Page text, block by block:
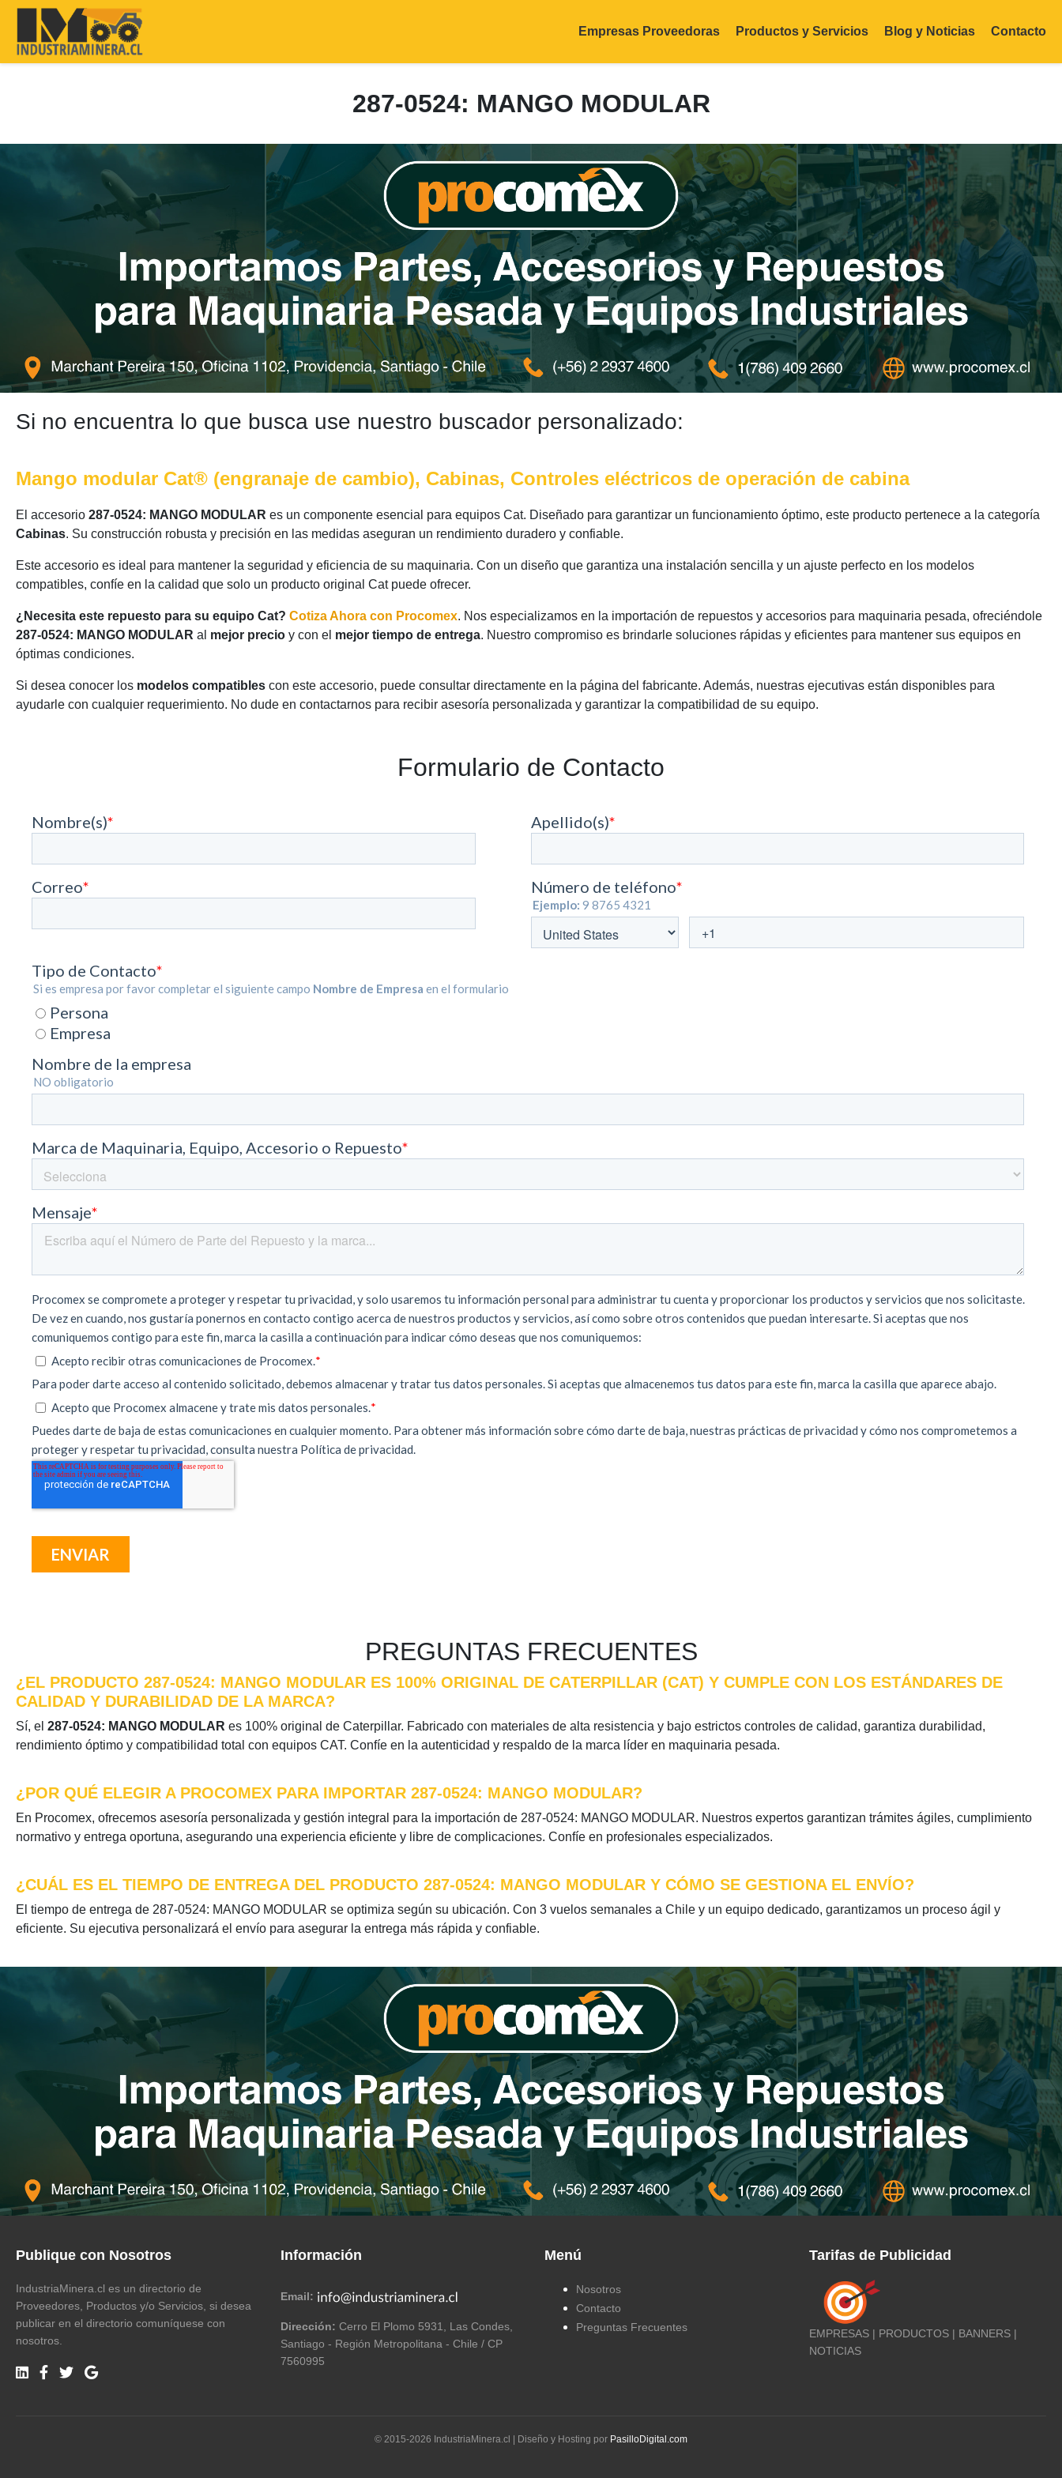
Empresas Proveedoras Productos y Servicios Blog y Noticias Contacto
287-0524: MANGO MODULAR
Si no encuentra lo que busca use nuestro buscador personalizado:
Mango modular Cat® (engranaje de cambio), Cabinas, Controles eléctricos de operación de cabina
El accesorio 287-0524: MANGO MODULAR es un componente esencial para equipos Cat. Diseñado para garantizar un funcionamiento óptimo, este producto pertenece a la categoría
Cabinas. Su construcción robusta y precisión en las medidas aseguran un rendimiento duradero y confiable.
Este accesorio es ideal para mantener la seguridad y eficiencia de su maquinaria. Con un diseño que garantiza una instalación sencilla y un ajuste perfecto en los modelos
compatibles, confíe en la calidad que solo un producto original Cat puede ofrecer.
¿Necesita este repuesto para su equipo Cat? Cotiza Ahora con Procomex. Nos especializamos en la importación de repuestos y accesorios para maquinaria pesada, ofreciéndole
287-0524: MANGO MODULAR al mejor precio y con el mejor tiempo de entrega. Nuestro compromiso es brindarle soluciones rápidas y eficientes para mantener sus equipos en
óptimas condiciones.
Si desea conocer los modelos compatibles con este accesorio, puede consultar directamente en la página del fabricante. Además, nuestras ejecutivas están disponibles para
ayudarle con cualquier requerimiento. No dude en contactarnos para recibir asesoría personalizada y garantizar la compatibilidad de su equipo.
Formulario de Contacto
PREGUNTAS FRECUENTES
¿EL PRODUCTO 287-0524: MANGO MODULAR ES 100% ORIGINAL DE CATERPILLAR (CAT) Y CUMPLE CON LOS ESTÁNDARES DE
CALIDAD Y DURABILIDAD DE LA MARCA?
Sí, el 287-0524: MANGO MODULAR es 100% original de Caterpillar. Fabricado con materiales de alta resistencia y bajo estrictos controles de calidad, garantiza durabilidad,
rendimiento óptimo y compatibilidad total con equipos CAT. Confíe en la autenticidad y respaldo de la marca líder en maquinaria pesada.
¿POR QUÉ ELEGIR A PROCOMEX PARA IMPORTAR 287-0524: MANGO MODULAR?
En Procomex, ofrecemos asesoría personalizada y gestión integral para la importación de 287-0524: MANGO MODULAR. Nuestros expertos garantizan trámites ágiles, cumplimiento
normativo y entrega oportuna, asegurando una experiencia eficiente y libre de complicaciones. Confíe en profesionales especializados.
¿CUÁL ES EL TIEMPO DE ENTREGA DEL PRODUCTO 287-0524: MANGO MODULAR Y CÓMO SE GESTIONA EL ENVÍO?
El tiempo de entrega de 287-0524: MANGO MODULAR se optimiza según su ubicación. Con 3 vuelos semanales a Chile y un equipo dedicado, garantizamos un proceso ágil y
eficiente. Su ejecutiva personalizará el envío para asegurar la entrega más rápida y confiable.
Publique con Nosotros
IndustriaMinera.cl es un directorio de
Proveedores, Productos y/o Servicios, si desea
publicar en el directorio comuníquese con
nosotros.
Información
Email:
Dirección: Cerro El Plomo 5931, Las Condes,
Santiago - Región Metropolitana - Chile / CP
7560995
Menú
Nosotros
Contacto
Preguntas Frecuentes
Tarifas de Publicidad
EMPRESAS | PRODUCTOS | BANNERS |
NOTICIAS
© 2015-2026 IndustriaMinera.cl | Diseño y Hosting por PasilloDigital.com